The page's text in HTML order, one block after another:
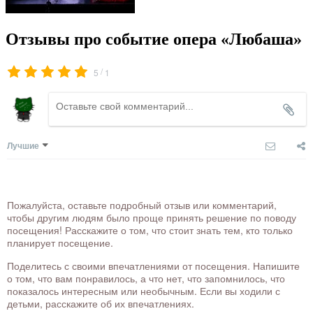
Отзывы про событие опера «Любаша»
5 / 1
Лучшие
Пожалуйста, оставьте подробный отзыв или комментарий,
чтобы другим людям было проще принять решение по поводу
посещения! Расскажите о том, что стоит знать тем, кто только
планирует посещение.
Поделитесь с своими впечатлениями от посещения. Напишите
о том, что вам понравилось, а что нет, что запомнилось, что
показалось интересным или необычным. Если вы ходили с
детьми, расскажите об их впечатлениях.